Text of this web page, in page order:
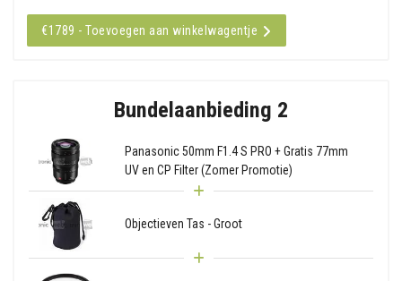
€1789 - Toevoegen aan winkelwagentje
Bundelaanbieding 2
Panasonic 50mm F1.4 S PRO + Gratis 77mm
UV en CP Filter (Zomer Promotie)
Objectieven Tas - Groot